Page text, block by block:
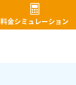
料金シミュレーション